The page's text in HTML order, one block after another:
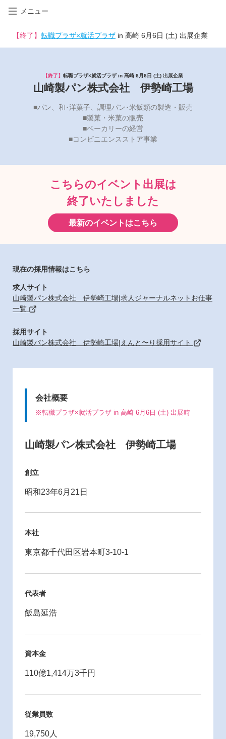
メニュー
【終了】 転職プラザ×就活プラザ in 高崎 6月6日 (土) 出展企業
【終了】 転職プラザ×就活プラザ in 高崎 6月6日 (土) 出展企業
山崎製パン株式会社 伊勢崎工場
■パン、和･洋菓子、調理パン･米飯類の製造・販売
■製菓・米菓の販売
■ベーカリーの経営
■コンビニエンスストア事業
こちらのイベント出展は
終了いたしました
最新のイベントはこちら
現在の採用情報はこちら
求人サイト
山崎製パン株式会社 伊勢崎工場|求人ジャーナルネットお仕事
一覧
採用サイト
山崎製パン株式会社 伊勢崎工場|えんと〜り採用サイト
会社概要
※転職プラザ×就活プラザ in 高崎 6月6日 (土) 出展時
山崎製パン株式会社 伊勢崎工場
創立
昭和23年6月21日
本社
東京都千代田区岩本町3-10-1
代表者
飯島延浩
資本金
110億1,414万3千円
従業員数
19,750人